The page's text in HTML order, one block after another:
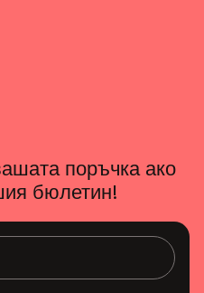
поръчка ако
бюлетин!